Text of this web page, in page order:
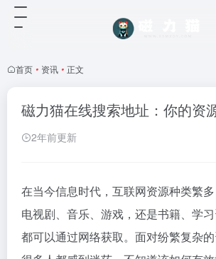
首页 • 资讯 • 正文
磁力猫在线搜索地址：你的资
2年前更新
在当今信息时代，互联网资源种类繁多
电视剧、音乐、游戏，还是书籍、学
都可以通过网络获取。面对纷繁复杂的